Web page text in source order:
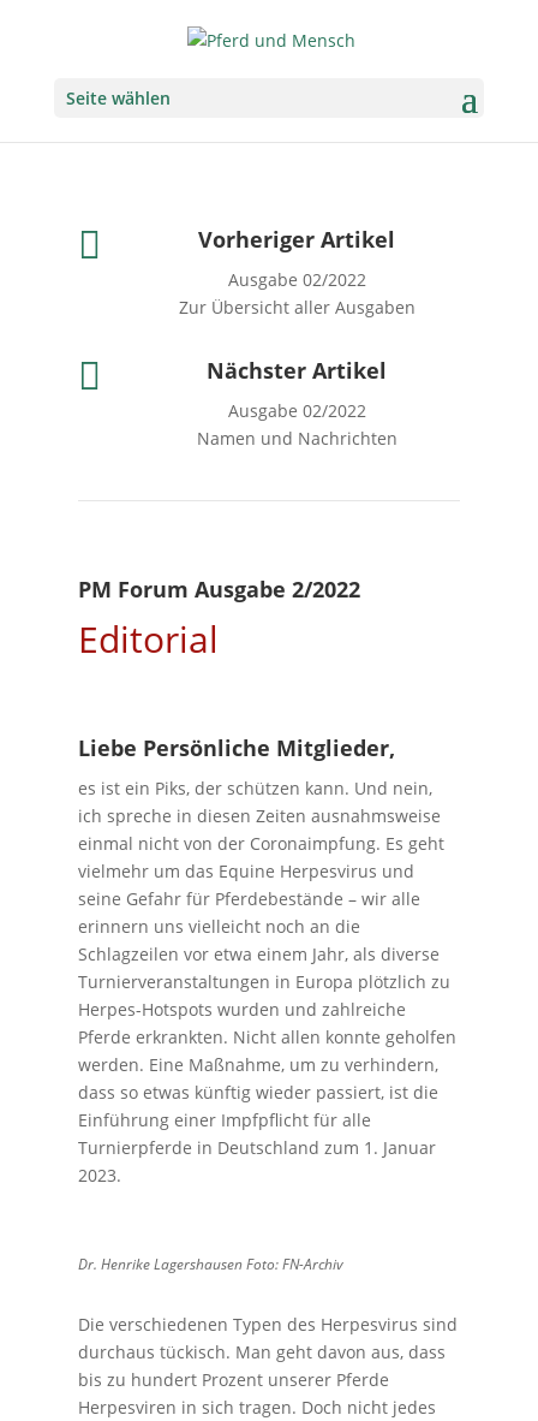
Seite wählen
 Vorheriger Artikel
Ausgabe 02/2022
Zur Übersicht aller Ausgaben
 Nächster Artikel
Ausgabe 02/2022
Namen und Nachrichten
PM Forum Ausgabe 2/2022
Editorial
Liebe Persönliche Mitglieder,
es ist ein Piks, der schützen kann. Und nein,
ich spreche in diesen Zeiten ausnahmsweise
einmal nicht von der Coronaimpfung. Es geht
vielmehr um das Equine Herpesvirus und
seine Gefahr für Pferdebestände – wir alle
erinnern uns vielleicht noch an die
Schlagzeilen vor etwa einem Jahr, als diverse
Turnierveranstaltungen in Europa plötzlich zu
Herpes-Hotspots wurden und zahlreiche
Pferde erkrankten. Nicht allen konnte geholfen
werden. Eine Maßnahme, um zu verhindern,
dass so etwas künftig wieder passiert, ist die
Einführung einer Impfpflicht für alle
Turnierpferde in Deutschland zum 1. Januar
2023.
Dr. Henrike Lagershausen Foto: FN-Archiv
Die verschiedenen Typen des Herpesvirus sind
durchaus tückisch. Man geht davon aus, dass
bis zu hundert Prozent unserer Pferde
Herpesviren in sich tragen. Doch nicht jedes